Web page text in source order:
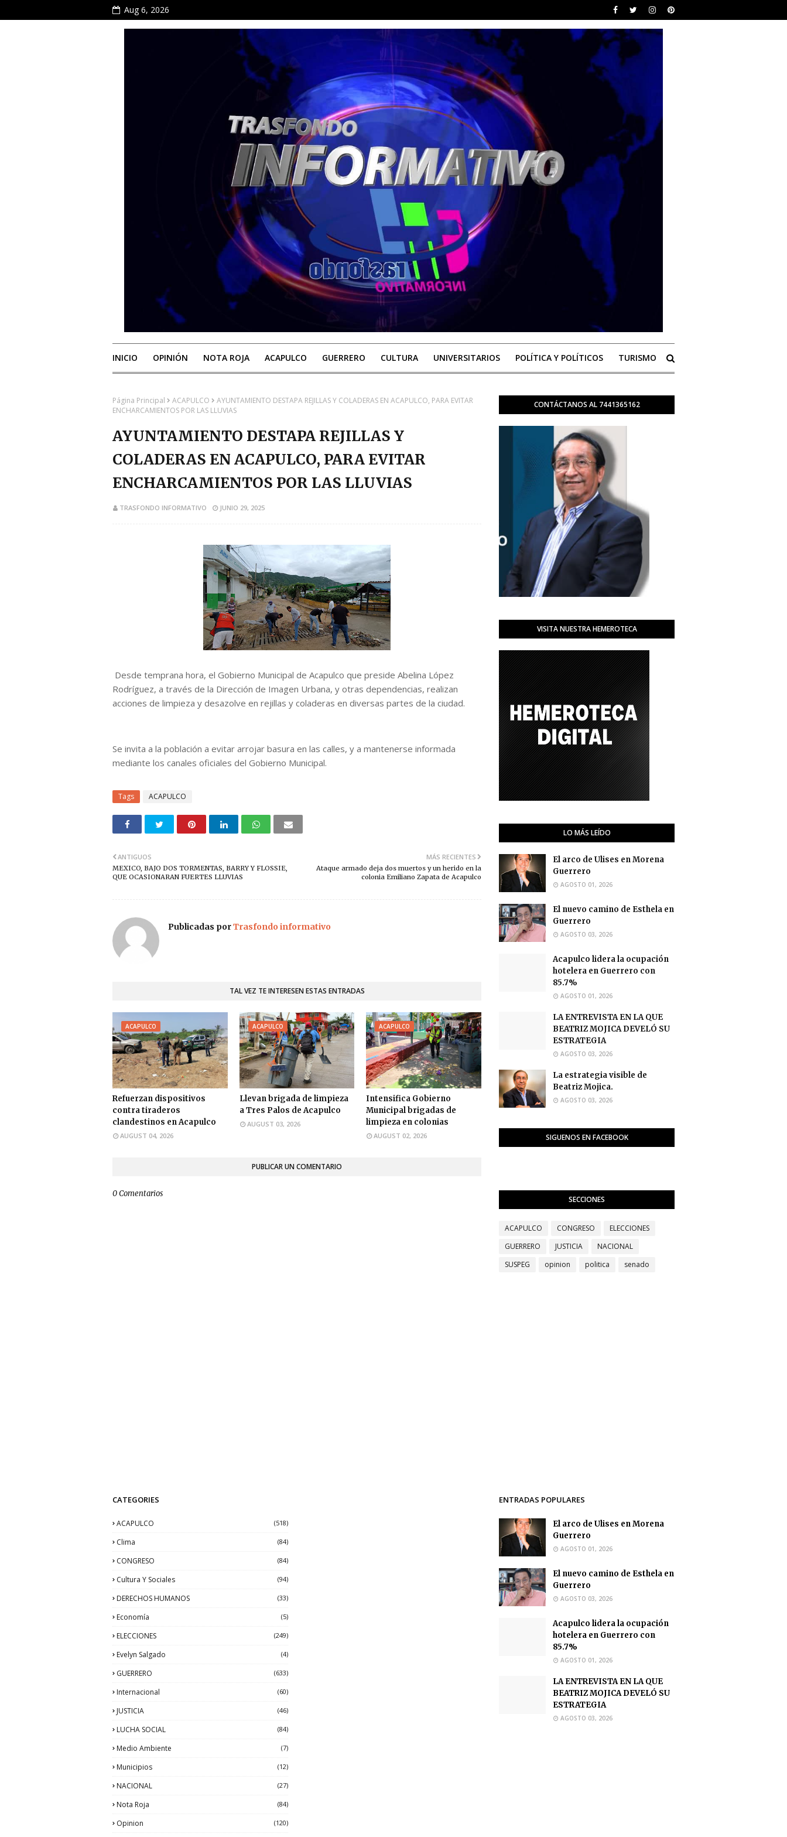
Aug 6, 2026
INICIO OPINIÓN NOTA ROJA ACAPULCO GUERRERO CULTURA UNIVERSITARIOS POLÍTICA Y POLÍTICOS TURISMO
Página Principal ACAPULCO
AYUNTAMIENTO DESTAPA REJILLAS Y COLADERAS EN ACAPULCO, PARA EVITAR
ENCHARCAMIENTOS POR LAS LLUVIAS
AYUNTAMIENTO DESTAPA REJILLAS Y
COLADERAS EN ACAPULCO, PARA EVITAR
ENCHARCAMIENTOS POR LAS LLUVIAS
TRASFONDO INFORMATIVO JUNIO 29, 2025
Desde temprana hora, el Gobierno Municipal de Acapulco que preside Abelina López
Rodríguez, a través de la Dirección de Imagen Urbana, y otras dependencias, realizan
acciones de limpieza y desazolve en rejillas y coladeras en diversas partes de la ciudad.
Se invita a la población a evitar arrojar basura en las calles, y a mantenerse informada
mediante los canales oficiales del Gobierno Municipal.
Tags ACAPULCO
MÁS RECIENTES
Ataque armado deja dos muertos y un herido en la
colonia Emiliano Zapata de Acapulco
ANTIGUOS
MEXICO, BAJO DOS TORMENTAS, BARRY Y FLOSSIE,
QUE OCASIONARAN FUERTES LLUVIAS
Publicadas porTrasfondo informativo
TAL VEZ TE INTERESEN ESTAS ENTRADAS
ACAPULCO
Refuerzan dispositivos
contra tiraderos
clandestinos en Acapulco
AUGUST 04, 2026
ACAPULCO
Llevan brigada de limpieza
a Tres Palos de Acapulco
AUGUST 03, 2026
ACAPULCO
Intensifica Gobierno
Municipal brigadas de
limpieza en colonias
AUGUST 02, 2026
PUBLICAR UN COMENTARIO
0 Comentarios
CONTÁCTANOS AL 7441365162
VISITA NUESTRA HEMEROTECA
LO MÁS LEÍDO
El arco de Ulises en Morena
Guerrero
AGOSTO 01, 2026
El nuevo camino de Esthela en
Guerrero
AGOSTO 03, 2026
Acapulco lidera la ocupación
hotelera en Guerrero con
85.7%
AGOSTO 01, 2026
LA ENTREVISTA EN LA QUE
BEATRIZ MOJICA DEVELÓ SU
ESTRATEGIA
AGOSTO 03, 2026
La estrategia visible de
Beatriz Mojica.
AGOSTO 03, 2026
SIGUENOS EN FACEBOOK
SECCIONES
ACAPULCO CONGRESO
ELECCIONES
GUERRERO
JUSTICIA
NACIONAL
SUSPEG
opinion politica senado
CATEGORIES
ACAPULCO (518)
Clima (84)
CONGRESO (84)
Cultura Y Sociales (94)
DERECHOS HUMANOS (33)
Economía (5)
ELECCIONES (249)
Evelyn Salgado (4)
GUERRERO (633)
Internacional (60)
JUSTICIA (46)
LUCHA SOCIAL (84)
Medio Ambiente (7)
Municipios (12)
NACIONAL (27)
Nota Roja (84)
Opinion (120)
ENTRADAS POPULARES
El arco de Ulises en Morena
Guerrero
AGOSTO 01, 2026
El nuevo camino de Esthela en
Guerrero
AGOSTO 03, 2026
Acapulco lidera la ocupación
hotelera en Guerrero con
85.7%
AGOSTO 01, 2026
LA ENTREVISTA EN LA QUE
BEATRIZ MOJICA DEVELÓ SU
ESTRATEGIA
AGOSTO 03, 2026